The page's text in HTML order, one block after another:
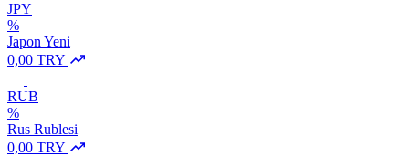
JPY
%
Japon Yeni
0,00 TRY
RUB
%
Rus Rublesi
0,00 TRY